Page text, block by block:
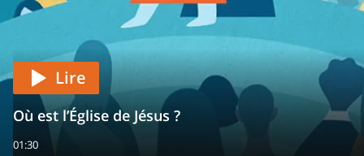
Lire
Où est l’Église de Jésus ?
01:30